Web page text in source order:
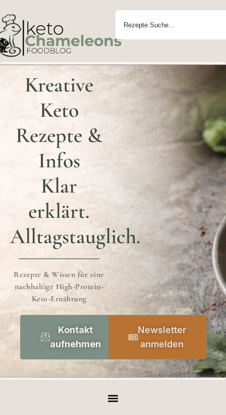
Kreative
Keto
Rezepte &
Infos
Klar
erklärt.
Alltagstauglich.
Rezepte & Wissen für eine
nachhaltige High-Protein-
Keto-Ernährung
Kontakt
aufnehmen
Newsletter
anmelden